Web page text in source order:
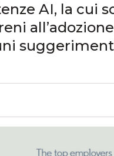
AI, la cui